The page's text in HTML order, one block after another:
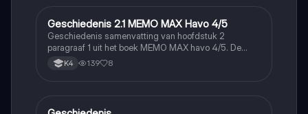
Geschiedenis
Geschiedenis 2.1 MEMO MAX Havo 4/5
Geschiedenis samenvatting van hoofdstuk 2
paragraaf 1 uit het boek MEMO MAX havo 4/5. De
dingen waar en sterretje voorstaan zijn handig om
extra door te nemen (zijn de leerdoelen). De
K4 139 8